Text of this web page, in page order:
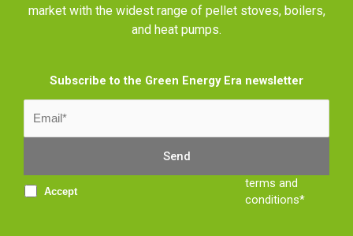
market with the widest range of pellet stoves, boilers,
and heat pumps.
Subscribe to the Green Energy Era newsletter
Accept
terms and
conditions*